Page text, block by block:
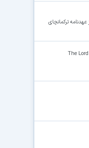
ترکمانچای
The